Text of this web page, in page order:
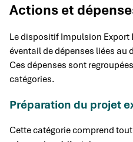
Actions et
Le dispositif Impulsion Export
éventail de dépenses liées
Ces dépenses sont
catégories.
Préparation du projet
Cette catégorie comprend